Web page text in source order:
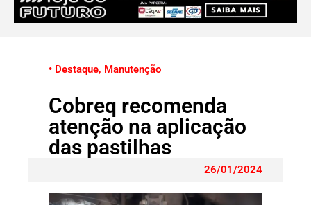
• Destaque, Manutenção
Cobreq recomenda
atenção na aplicação
das pastilhas
26/01/2024